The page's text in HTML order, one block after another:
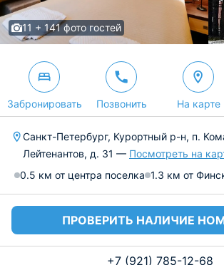
11 + 141 фото гостей
Забронировать Позвонить На карте
Санкт-Петербург, Курортный р-н, п.
Лейтенантов, д. 31 — Посмотреть на
0.5 км от центра поселка 1.3 км от
ПРОВЕРИТЬ НАЛИЧИЕ
+7 (921) 785-12-68